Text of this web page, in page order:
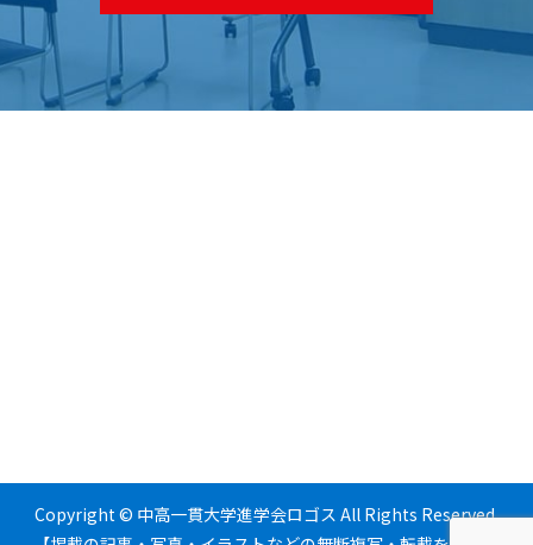
Copyright © 中高一貫大学進学会ロゴス All Rights Reserved.